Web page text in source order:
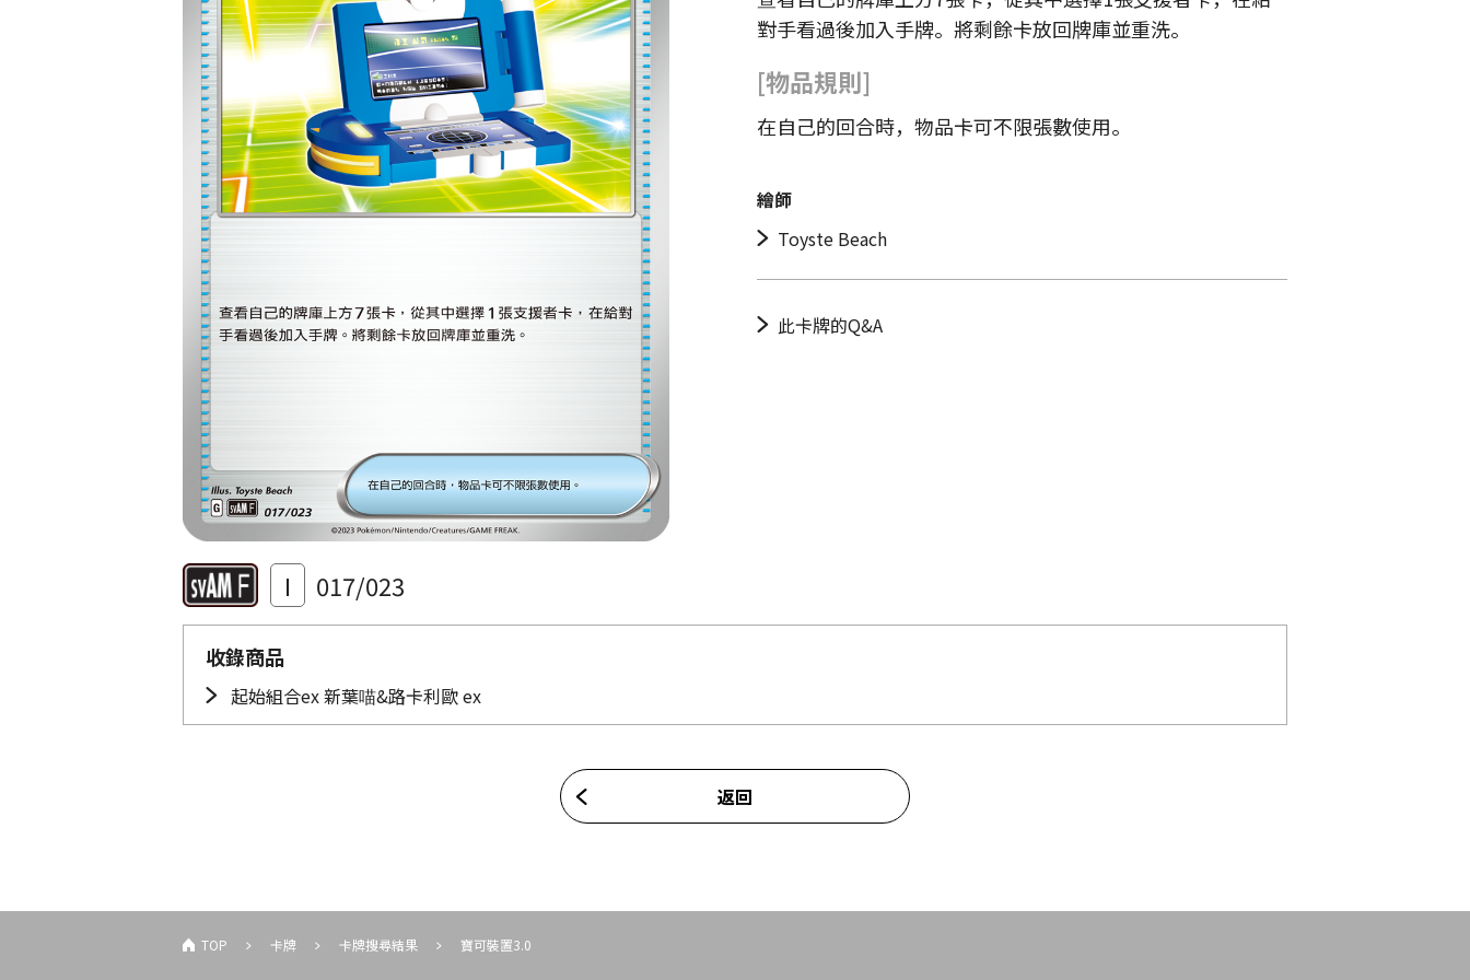
對手看過後加入手牌。將剩餘卡放回牌庫並重洗。
[物品規則]
在自己的回合時，物品卡可不限張數使用。
I 017/023
繪師
Toyste Beach
此卡牌的Q&A
收錄商品
起始組合ex 新葉喵&路卡利歐 ex
返回
TOP 卡牌 卡牌搜尋結果 寶可裝置3.0